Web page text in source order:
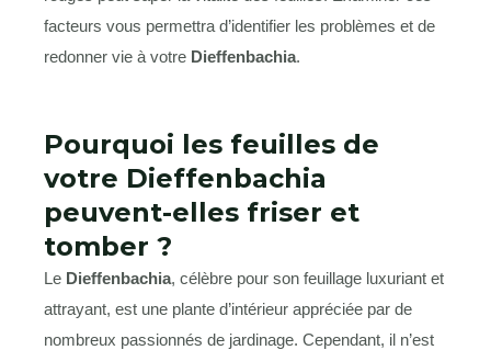
facteurs vous permettra d’identifier les problèmes et de
redonner vie à votre Dieffenbachia.
Pourquoi les feuilles de
votre Dieffenbachia
peuvent-elles friser et
tomber ?
Le Dieffenbachia, célèbre pour son feuillage luxuriant et
attrayant, est une plante d’intérieur appréciée par de
nombreux passionnés de jardinage. Cependant, il n’est